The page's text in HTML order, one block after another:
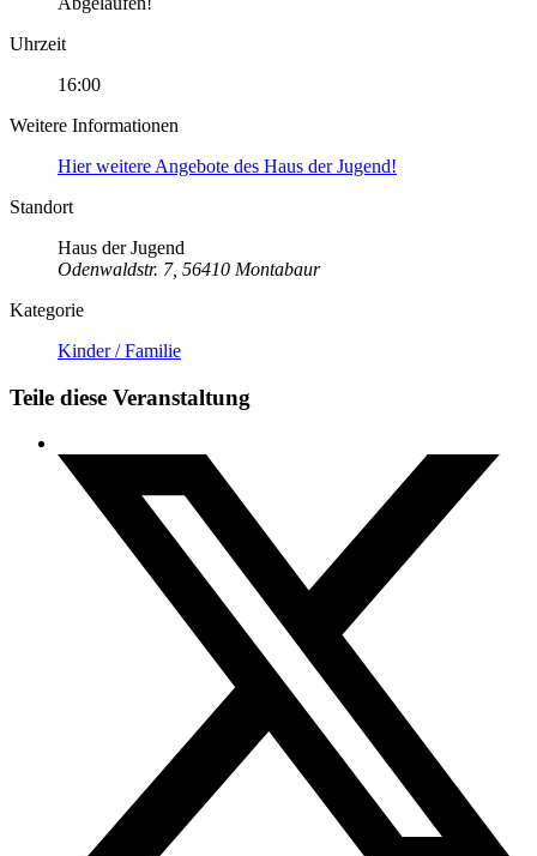
Uhrzeit
16:00
Weitere Informationen
Hier weitere Angebote des Haus der Jugend!
Standort
Haus der Jugend
Odenwaldstr. 7, 56410 Montabaur
Kategorie
Kinder / Familie
Teile diese Veranstaltung